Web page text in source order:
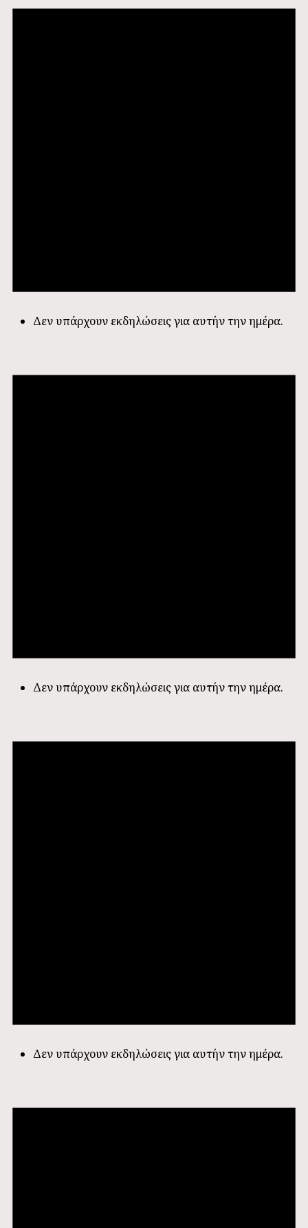
Δεν υπάρχουν εκδηλώσεις για αυτήν την ημέρα.
Δεν υπάρχουν εκδηλώσεις για αυτήν την ημέρα.
Δεν υπάρχουν εκδηλώσεις για αυτήν την ημέρα.